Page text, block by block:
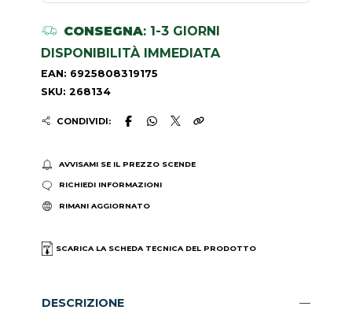
CONSEGNA: 1-3 GIORNI
DISPONIBILITÀ IMMEDIATA
EAN: 6925808319175
SKU: 268134
CONDIVIDI:
AVVISAMI SE IL PREZZO SCENDE
RICHIEDI INFORMAZIONI
RIMANI AGGIORNATO
SCARICA LA SCHEDA TECNICA DEL PRODOTTO
DESCRIZIONE